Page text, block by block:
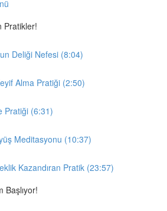
Pratikler!
Deliği Nefesi (8:04)
Alma Pratiği (2:50)
Pratiği (6:31)
Meditasyonu (10:37)
Kazandıran Pratik (23:57)
Başlıyor!